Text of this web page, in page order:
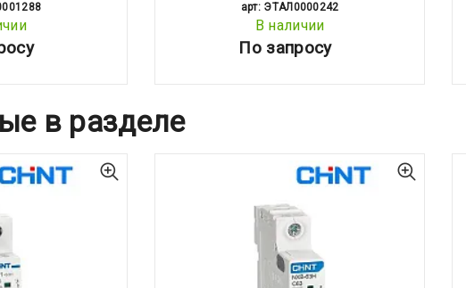
арт: ЭТАЛ0000242
В наличии
По запросу
в разделе